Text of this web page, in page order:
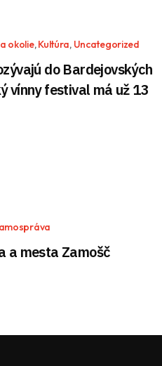
okolie,Kultúra, Uncategorized
do Bardejovských
vínny festival má už 13
a mesta Zamošč